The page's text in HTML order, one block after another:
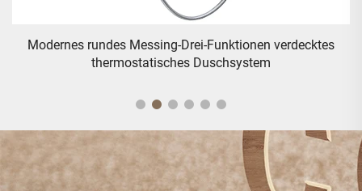
Klassischer deckenmontierter Badewannen-Duschmischer
– Gold